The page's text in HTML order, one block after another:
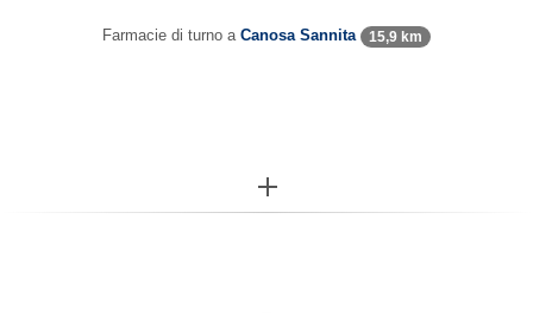
Farmacie di turno a Canosa Sannita 15,9 km